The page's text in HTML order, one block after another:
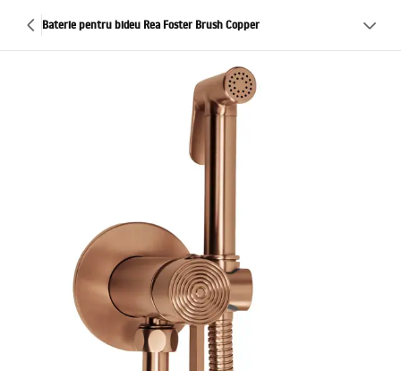
Baterie pentru bideu Rea Foster Brush Copper